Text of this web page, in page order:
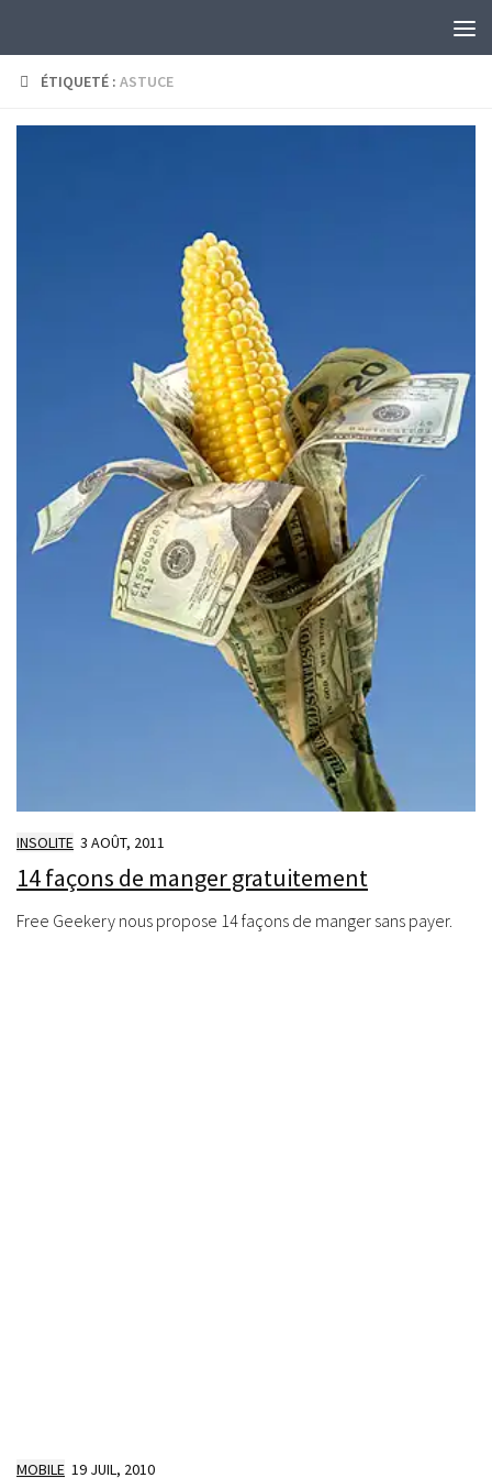
ÉTIQUETÉ : ASTUCE
INSOLITE 3 AOÛT, 2011
14 façons de manger gratuitement
Free Geekery nous propose 14 façons de manger sans payer.
MOBILE 19 JUIL, 2010